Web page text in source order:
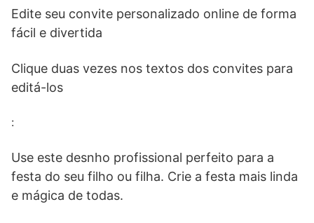
Edite seu convite personalizado online de forma
fácil e divertida
Clique duas vezes nos textos dos convites para
editá-los
:
Use este desnho profissional perfeito para a
festa do seu filho ou filha. Crie a festa mais linda
e mágica de todas.